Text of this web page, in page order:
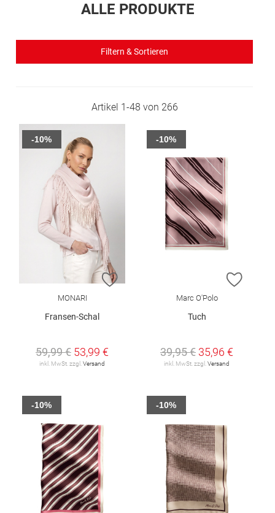
ALLE PRODUKTE
Filtern & Sortieren
Artikel 1-48 von 266
ZUR WUNSCHLISTE HINZUFÜGEN
MONARI
Fransen-Schal
59,99 € 53,99 €
inkl. MwSt. zzgl. Versand
-10%
ZUR
Marc O'Polo
Tuch
39,95 € 35,96 €
inkl. MwSt. zzgl. Versand
-10%
-10% -10%